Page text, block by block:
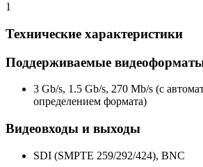
1
Технические характеристики
Поддерживаемые
3 Gb/s, 1.5 Gb/s, 270 Mb/s (с
определением формата)
Видеовходы и выходы
SDI (SMPTE 259/292/424), BNC